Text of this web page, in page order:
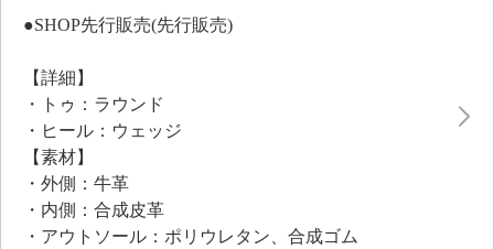
きやすいようゴム質の高い材料を厳選。かかと部分ま
●普段と同じサイズをおすすめ
●SHOP先行販売(先行販売)
【詳細】
・トゥ：ラウンド
・ヒール：ウェッジ
【素材】
・外側：牛革
・内側：合成皮革
・アウトソール：ポリウレタン、合成ゴム